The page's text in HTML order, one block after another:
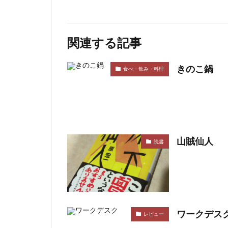
関連する記事
食べ・飲み・料理 きのこ鍋
読書 山賊仙人
レビュー ワークデス